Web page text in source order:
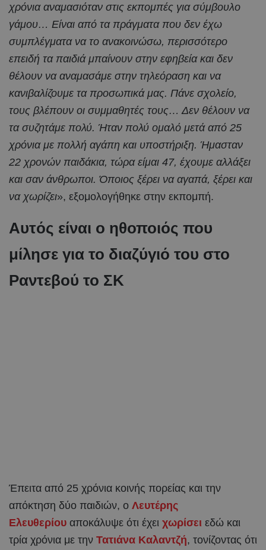
χρόνια αναμασιόταν στις εκπομπές για σύμβουλο
γάμου… Είναι από τα πράγματα που δεν έχω
συμπλέγματα να το ανακοινώσω, περισσότερο
επειδή τα παιδιά μπαίνουν στην εφηβεία και δεν
θέλουν να αναμασάμε στην τηλεόραση και να
κανιβαλίζουμε τα προσωπικά μας. Πάνε σχολείο,
τους βλέπουν οι συμμαθητές τους… Δεν θέλουν να
τα συζητάμε πολύ. Ήταν πολύ ομαλό μετά από 25
χρόνια με πολλή αγάπη και υποστήριξη. Ήμασταν
22 χρονών παιδάκια, τώρα είμαι 47, έχουμε αλλάξει
και σαν άνθρωποι. Όποιος ξέρει να αγαπά, ξέρει και
να χωρίζει», εξομολογήθηκε στην εκπομπή.
Αυτός είναι ο ηθοποιός που
μίλησε για το διαζύγιό του στο
Ραντεβού το ΣΚ
Έπειτα από 25 χρόνια κοινής πορείας και την
απόκτηση δύο παιδιών, ο Λευτέρης
Ελευθερίου αποκάλυψε ότι έχει χωρίσει εδώ και
τρία χρόνια με την Τατιάνα Καλαντζή, τονίζοντας ότι